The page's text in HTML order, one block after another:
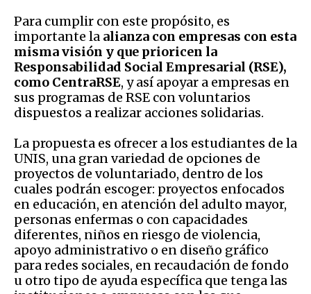
Para cumplir con este propósito, es
importante la alianza con empresas con esta
misma visión y que prioricen la
Responsabilidad Social Empresarial (RSE),
como CentraRSE, y así apoyar a empresas en
sus programas de RSE con voluntarios
dispuestos a realizar acciones solidarias.
La propuesta es ofrecer a los estudiantes de la
UNIS, una gran variedad de opciones de
proyectos de voluntariado, dentro de los
cuales podrán escoger: proyectos enfocados
en educación, en atención del adulto mayor,
personas enfermas o con capacidades
diferentes, niños en riesgo de violencia,
apoyo administrativo o en diseño gráfico
para redes sociales, en recaudación de fondo
u otro tipo de ayuda específica que tenga las